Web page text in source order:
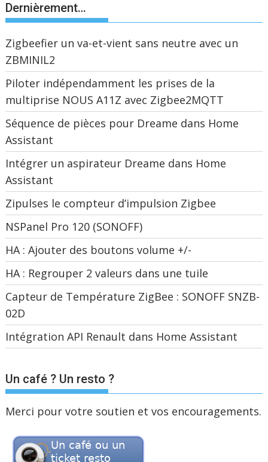
Dernièrement…
Zigbeefier un va-et-vient sans neutre avec un
ZBMINIL2
Piloter indépendamment les prises de la
multiprise NOUS A11Z avec Zigbee2MQTT
Séquence de pièces pour Dreame dans Home
Assistant
Intégrer un aspirateur Dreame dans Home
Assistant
Zipulses le compteur d’impulsion Zigbee
NSPanel Pro 120 (SONOFF)
HA : Ajouter des boutons volume +/-
HA : Regrouper 2 valeurs dans une tuile
Capteur de Température ZigBee : SONOFF SNZB-
02D
Intégration API Renault dans Home Assistant
Un café ? Un resto ?
Merci pour votre soutien et vos encouragements.